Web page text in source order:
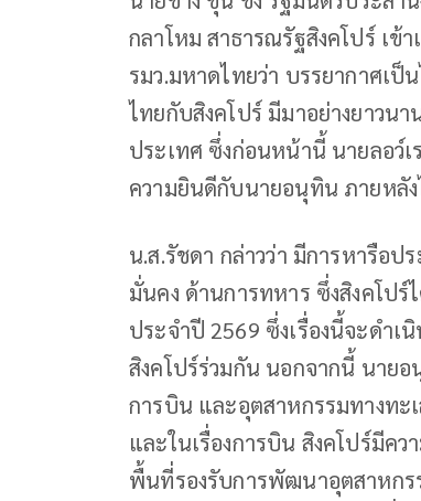
กลาโหม สาธารณรัฐสิงคโปร์ เ
รมว.มหาดไทยว่า บรรยากาศเป็
ไทยกับสิงคโปร์ มีมาอย่างยาว
ประเทศ ซึ่งก่อนหน้านี้ นายลอว์
ความยินดีกับนายอนุทิน ภายหลั
น.ส.รัชดา กล่าวว่า มีการหารือ
มั่นคง ด้านการทหาร ซึ่งสิงคโป
ประจำปี 2569 ซึ่งเรื่องนี้จะดำ
สิงคโปร์ร่วมกัน นอกจากนี้ นาย
การบิน และอุตสาหกรรมทางทะ
และในเรื่องการบิน สิงคโปร์มีค
พื้นที่รองรับการพัฒนาอุตสาหกร